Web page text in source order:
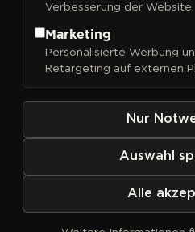
Sortieren nach
Verbesserung der Website.
Marketing
Personalisierte Werbung
Retargeting auf externen
Nur
Auswahl
Alle